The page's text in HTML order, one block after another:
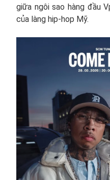
giữa ngôi sao hàng đầu
của làng hip-hop Mỹ.